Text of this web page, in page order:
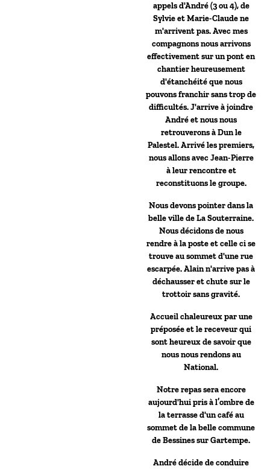
appels d'André (3 ou 4), de
Sylvie et Marie-Claude ne
m'arrivent pas. Avec mes
compagnons nous arrivons
effectivement sur un pont en
chantier heureusement
d'étanchéité que nous
pouvons franchir sans trop de
difficultés. J'arrive à joindre
André et nous nous
retrouverons à Dun le
Palestel. Arrivé les premiers,
nous allons avec Jean-Pierre
à leur rencontre et
reconstituons le groupe.
Nous devons pointer dans la
belle ville de La Souterraine.
Nous décidons de nous
rendre à la poste et celle ci se
trouve au sommet d'une rue
escarpée. Alain n'arrive pas à
déchausser et chute sur le
trottoir sans gravité.
Accueil chaleureux par une
préposée et le receveur qui
sont heureux de savoir que
nous nous rendons au
National.
Notre repas sera encore
aujourd'hui pris à l’ombre de
la terrasse d'un café au
sommet de la belle commune
de Bessines sur Gartempe.
André décide de conduire